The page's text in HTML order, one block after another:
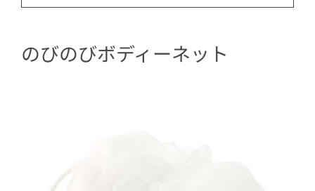
のびのびボディーネット